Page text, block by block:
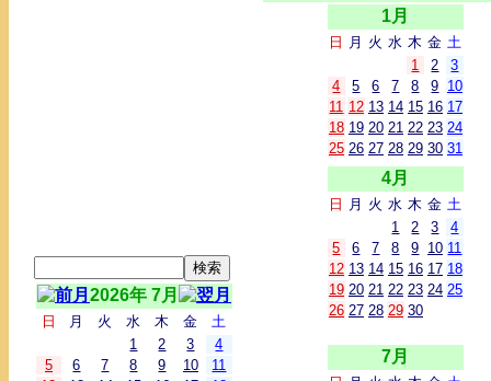
2026年 7月
日 月 火 水 木 金
土
1
2 3
4
5
6 7 8 9 10
11
1月
日 月 火 水 木 金 土
1
2
3
4
5 6 7 8 9 10
11 12 13 14 15 16 17
18 19 20 21 22 23 24
25 26 27 28 29 30 31
4月
日 月 火 水 木 金 土
1
2 3
4
5
6 7 8 9 10 11
12 13 14 15 16 17 18
19 20 21 22 23 24 25
26 27 28 29 30
7月